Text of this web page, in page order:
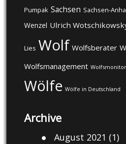
Pumpak Sachsen Sachsen-
Wenzel Ulrich
Lies Wolf Wolfsberater
Wolfsmanagement
Wölfe Wölfe in Deutschland
Archive
August 2021 (1)